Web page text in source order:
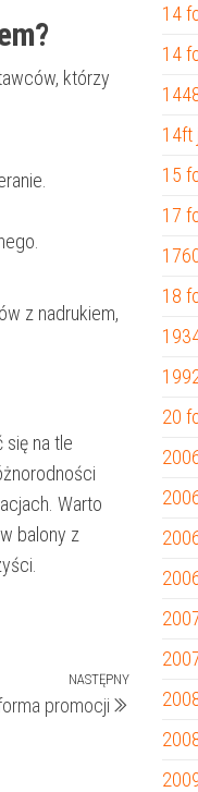
którzy
z nadrukiem,
na tle
Warto
balony z
Następny
NASTĘPNY
promocji
14
14
14ft
15
17
18
20